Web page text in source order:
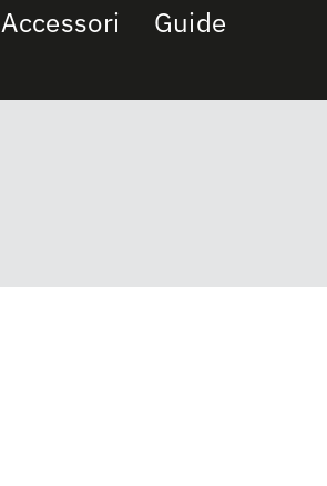
Accessori
Guide